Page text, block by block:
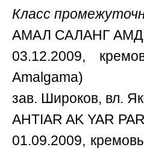
Класс
АМАЛ САЛАНГ
03.12.2009,
Amalgama)
зав. Широков, вл.
AHTIAR AK YAR
01.09.2009,